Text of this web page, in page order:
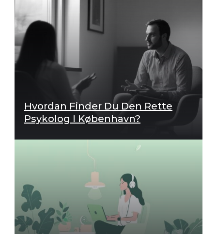
i
v
e
:
Hvordan Finder Du Den Rette
Psykolog I København?